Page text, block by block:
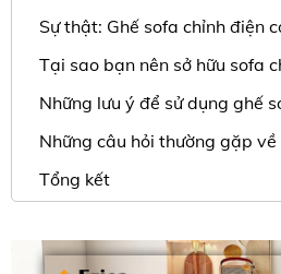
Sự thật: Ghế sofa chỉnh điện
Tại sao bạn nên sở hữu sofa
Những lưu ý để sử dụng ghế
Những câu hỏi thường gặp
Tổng kết